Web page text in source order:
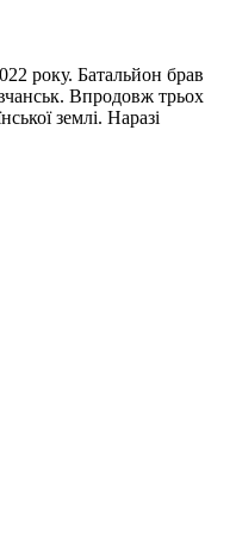
року. Батальйон брав
Впродовж трьох
землі. Наразі